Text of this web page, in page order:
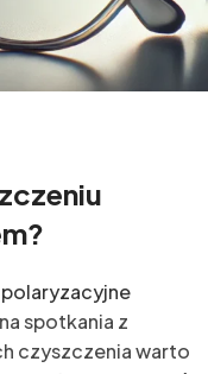
spotkania z
czyszczenia warto